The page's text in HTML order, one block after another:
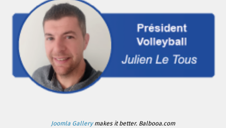
Joomla Gallerymakes it better. Balbooa.com